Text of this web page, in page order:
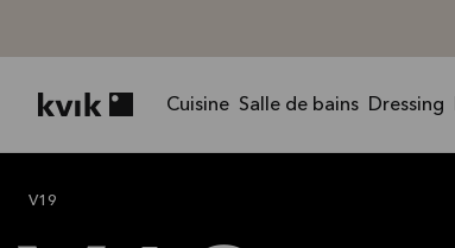
Cuisine Salle de bains Dressing
V19